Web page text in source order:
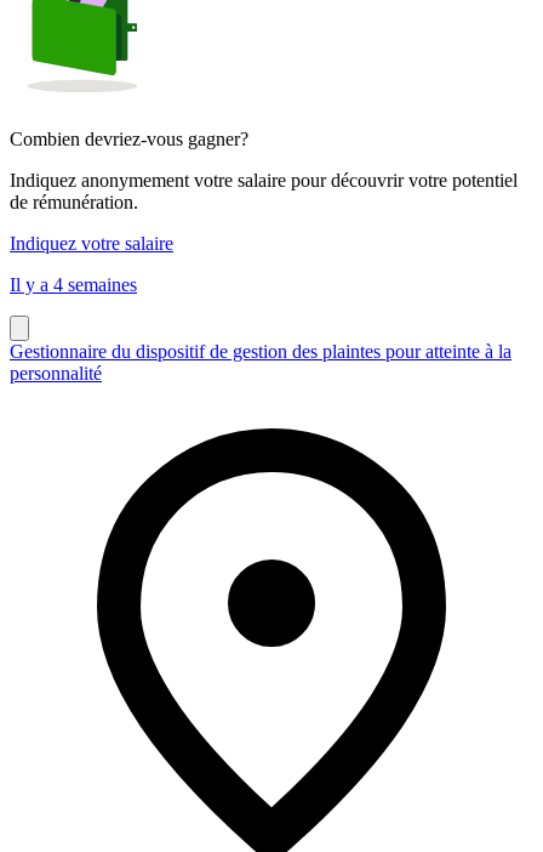
Combien devriez-vous gagner?
Indiquez anonymement votre salaire pour découvrir votre potentiel
de rémunération.
Indiquez votre salaire
Il y a 4 semaines
Gestionnaire du dispositif de gestion des plaintes pour atteinte à la
personnalité